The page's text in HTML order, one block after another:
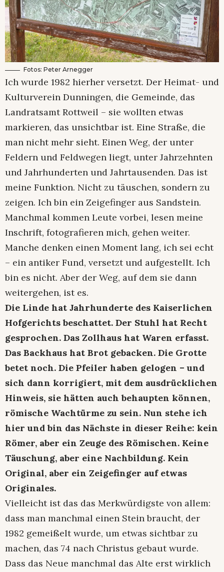
Fotos: Peter Arnegger
Ich wurde 1982 hierher versetzt. Der Heimat- und
Kulturverein Dunningen, die Gemeinde, das
Landratsamt Rottweil – sie wollten etwas
markieren, das unsichtbar ist. Eine Straße, die
man nicht mehr sieht. Einen Weg, der unter
Feldern und Feldwegen liegt, unter Jahrzehnten
und Jahrhunderten und Jahrtausenden. Das ist
meine Funktion. Nicht zu täuschen, sondern zu
zeigen. Ich bin ein Zeigefinger aus Sandstein.
Manchmal kommen Leute vorbei, lesen meine
Inschrift, fotografieren mich, gehen weiter.
Manche denken einen Moment lang, ich sei echt
– ein antiker Fund, versetzt und aufgestellt. Ich
bin es nicht. Aber der Weg, auf dem sie dann
weitergehen, ist es.
Die Linde hat Jahrhunderte des Kaiserlichen
Hofgerichts beschattet. Der Stuhl hat Recht
gesprochen. Das Zollhaus hat Waren erfasst.
Das Backhaus hat Brot gebacken. Die Grotte
betet noch. Die Pfeiler haben gelogen – und
sich dann korrigiert, mit dem ausdrücklichen
Hinweis, sie hätten auch behaupten können,
römische Wachtürme zu sein. Nun stehe ich
hier und bin das Nächste in dieser Reihe: kein
Römer, aber ein Zeuge des Römischen. Keine
Täuschung, aber eine Nachbildung. Kein
Original, aber ein Zeigefinger auf etwas
Originales.
Vielleicht ist das das Merkwürdigste von allem:
dass man manchmal einen Stein braucht, der
1982 gemeißelt wurde, um etwas sichtbar zu
machen, das 74 nach Christus gebaut wurde.
Dass das Neue manchmal das Alte erst wirklich